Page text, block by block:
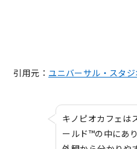
引用元： ユニバーサル・スタ
キノピオカフェは
ールド™の中にあり